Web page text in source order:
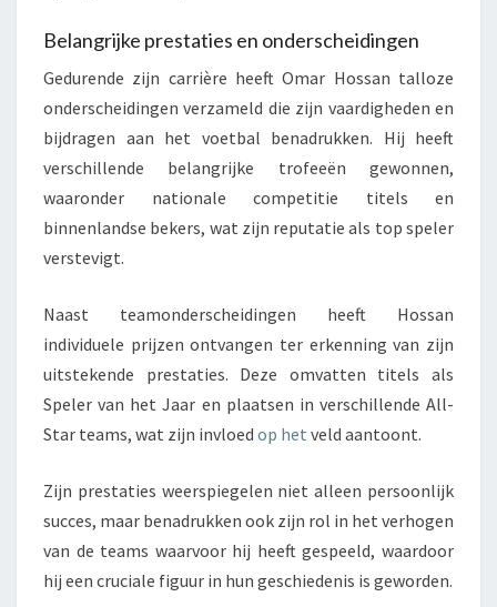
Belangrijke prestaties en onderscheidingen
Gedurende zijn carrière heeft Omar Hossan talloze
onderscheidingen verzameld die zijn vaardigheden en
bijdragen aan het voetbal benadrukken. Hij heeft
verschillende belangrijke trofeeën gewonnen,
waaronder nationale competitie titels en
binnenlandse bekers, wat zijn reputatie als top speler
verstevigt.
Naast teamonderscheidingen heeft Hossan
individuele prijzen ontvangen ter erkenning van zijn
uitstekende prestaties. Deze omvatten titels als
Speler van het Jaar en plaatsen in verschillende All-
Star teams, wat zijn invloed op het veld aantoont.
Zijn prestaties weerspiegelen niet alleen persoonlijk
succes, maar benadrukken ook zijn rol in het verhogen
van de teams waarvoor hij heeft gespeeld, waardoor
hij een cruciale figuur in hun geschiedenis is geworden.